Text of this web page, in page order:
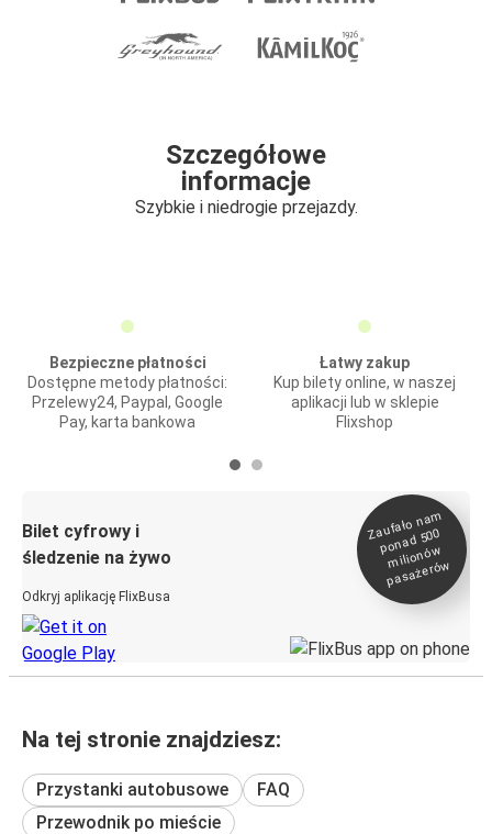
Szczegółowe
informacje
Szybkie i niedrogie przejazdy.
Bezpieczne płatności
Dostępne metody płatności:
Przelewy24, Paypal, Google
Pay, karta bankowa
Łatwy zakup
Kup bilety online, w naszej
aplikacji lub w sklepie
Flixshop
Bilet cyfrowy i
śledzenie na żywo
Odkryj aplikację FlixBusa
Zaufało na
m
ponad 500
milionó
w
pasażeró
w
Na tej stronie znajdziesz:
Przystanki autobusowe
FAQ
Przewodnik po mieście